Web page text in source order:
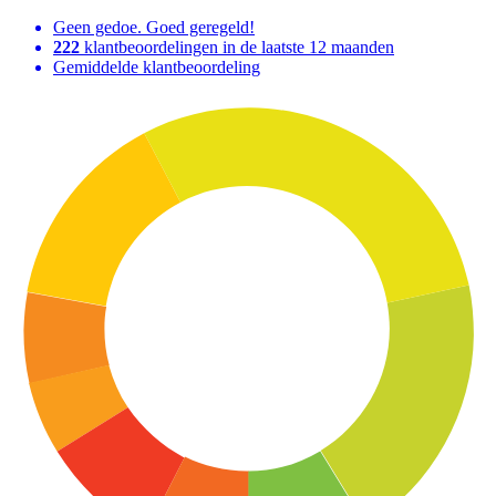
Geen gedoe. Goed geregeld!
222 klantbeoordelingen in de laatste 12 maanden
Gemiddelde klantbeoordeling